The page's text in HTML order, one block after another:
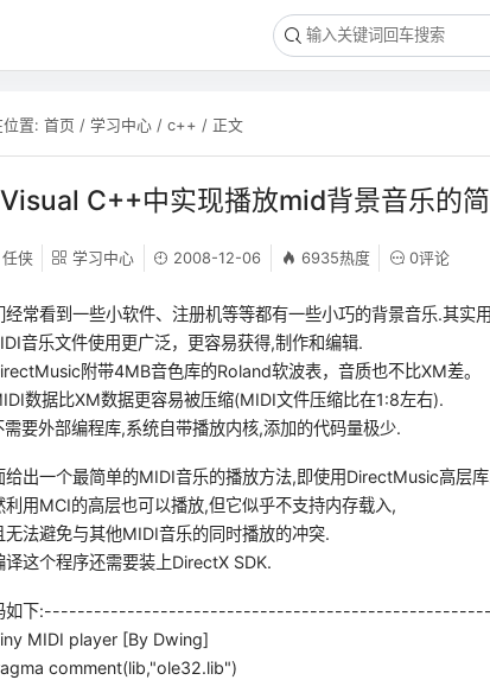
置: 首页 / 学习中心/ c++ / 正文
C++中实现播放mid背景音乐的
任侠 学习中心 2008-12-06 6935热度 0评论
经常看到一些小软件、注册机等等都有一些小巧的背景音乐.其实
音乐文件使用更广泛，更容易获得,制作和编辑.
附带4MB音色库的Roland软波表，音质也不比XM差。
数据比XM数据更容易被压缩(MIDI文件压缩比在1:8左右).
要外部编程库,系统自带播放内核,添加的代码量极少.
给出一个最简单的MIDI音乐的播放方法,即使用DirectMusic高层
利用MCI的高层也可以播放,但它似乎不支持内存载入,
无法避免与其他MIDI音乐的同时播放的冲突.
译这个程序还需要装上DirectX SDK.
如下
MIDI player [By Dwing]
comment(lib,"ole32.lib")